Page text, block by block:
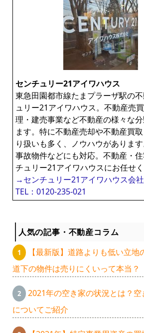
センチュリー21アイワハウス
東急田園都市線たまプラーザ駅の
ュリー21アイワハウス。不動産売
理・建売事業など不動産の様々な
ます。特に不動産売却や不動産買
り扱いも多く、ノウハウがあります
事故物件などにも対応。不動産・
チュリー21アイワハウスにお任せく
→センチュリー21アイワハウス会
TEL：0120-235-021
人気の記事・不動産コラム
【最新版】道路よりも低い立地
道下の物件は売りにくいって本当？
2021年の空き家の状況とは？
についてご紹介